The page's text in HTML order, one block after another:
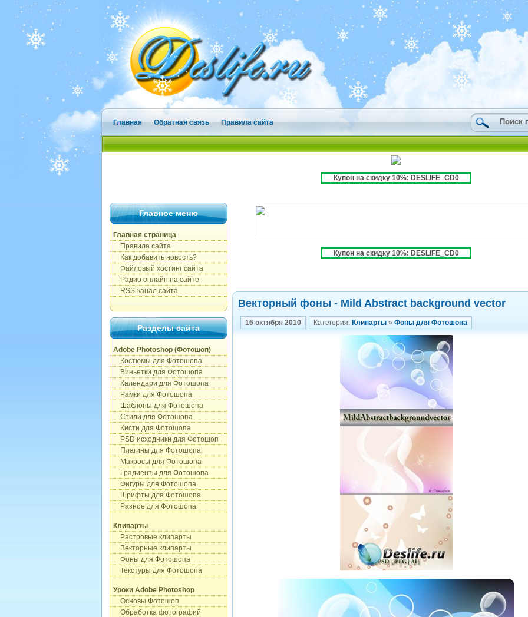
Главная Обратная связь Правила сайта
Купон на скидку 10%: DESLIFE_CD0
Главное меню
Главная страница
Правила сайта
Как добавить новость?
Файловый хостинг сайта
Радио онлайн на сайте
RSS-канал сайта
Разделы сайта
Adobe Photoshop (Фотошоп)
Костюмы для Фотошопа
Виньетки для Фотошопа
Календари для Фотошопа
Рамки для Фотошопа
Шаблоны для Фотошопа
Стили для Фотошопа
Кисти для Фотошопа
PSD исходники для Фотошоп
Плагины для Фотошопа
Макросы для Фотошопа
Градиенты для Фотошопа
Фигуры для Фотошопа
Шрифты для Фотошопа
Разное для Фотошопа
Клипарты
Растровые клипарты
Векторные клипарты
Фоны для Фотошопа
Текстуры для Фотошопа
Уроки Adobe Photoshop
Основы Фотошоп
Обработка фотографий
Купон на скидку 10%: DESLIFE_CD0
Векторный фоны - Mild Abstract background vector
16 октября 2010 Категория: Клипарты » Фоны для Фотошопа